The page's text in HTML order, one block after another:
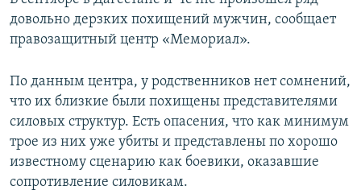
Все сайты РСЕ/РС
довольно дерзких похищений мужчин, сообщает
правозащитный центр «Мемориал».
По данным центра, у родственников нет сомнений,
что их близкие были похищены представителями
силовых структур. Есть опасения, что как минимум
трое из них уже убиты и представлены по хорошо
известному сценарию как боевики, оказавшие
сопротивление силовикам.